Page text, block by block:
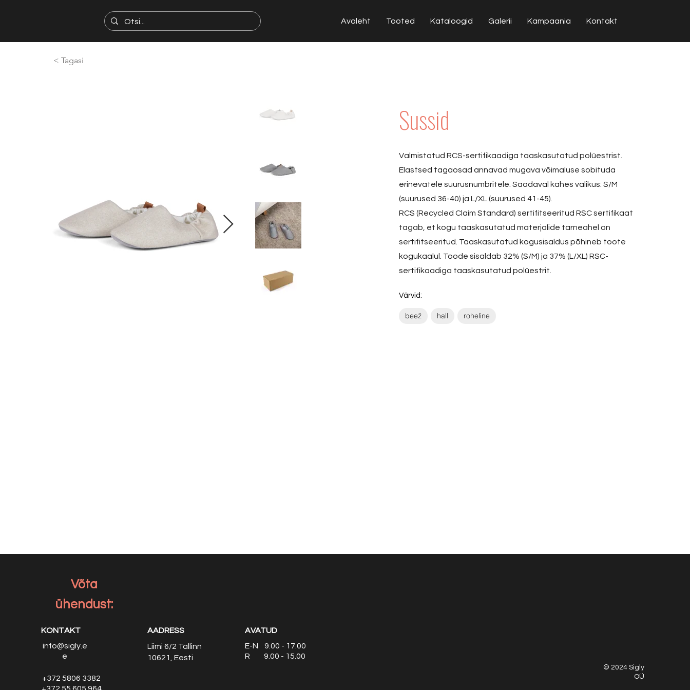
Avaleht Tooted Kataloogid Galerii Kampaania Kontakt
< Tagasi
Sussid
Valmistatud RCS-sertifikaadiga taaskasutatud polüestrist.
Elastsed tagaosad annavad mugava võimaluse sobituda
erinevatele suurusnumbritele. Saadaval kahes valikus: S/M
(suurused 36-40) ja L/XL (suurused 41-45).
RCS (Recycled Claim Standard) sertifitseeritud RSC sertifikaat
tagab, et kogu taaskasutatud materjalide tarneahel on
sertifitseeritud. Taaskasutatud kogusisaldus põhineb toote
kogukaalul. Toode sisaldab 32% (S/M) ja 37% (L/XL) RSC-
sertifikaadiga taaskasutatud polüestrit.
Värvid:
beež hall roheline
Võta
ühendust:
KONTAKT
info@sigly.e
e
+372 5806 3382
AADRESS
Liimi 6/2 Tallinn
10621, Eesti
AVATUD
E-N 9.00 - 17.00
R 9.00 - 15.00
© 2024 Sigly
OÜ